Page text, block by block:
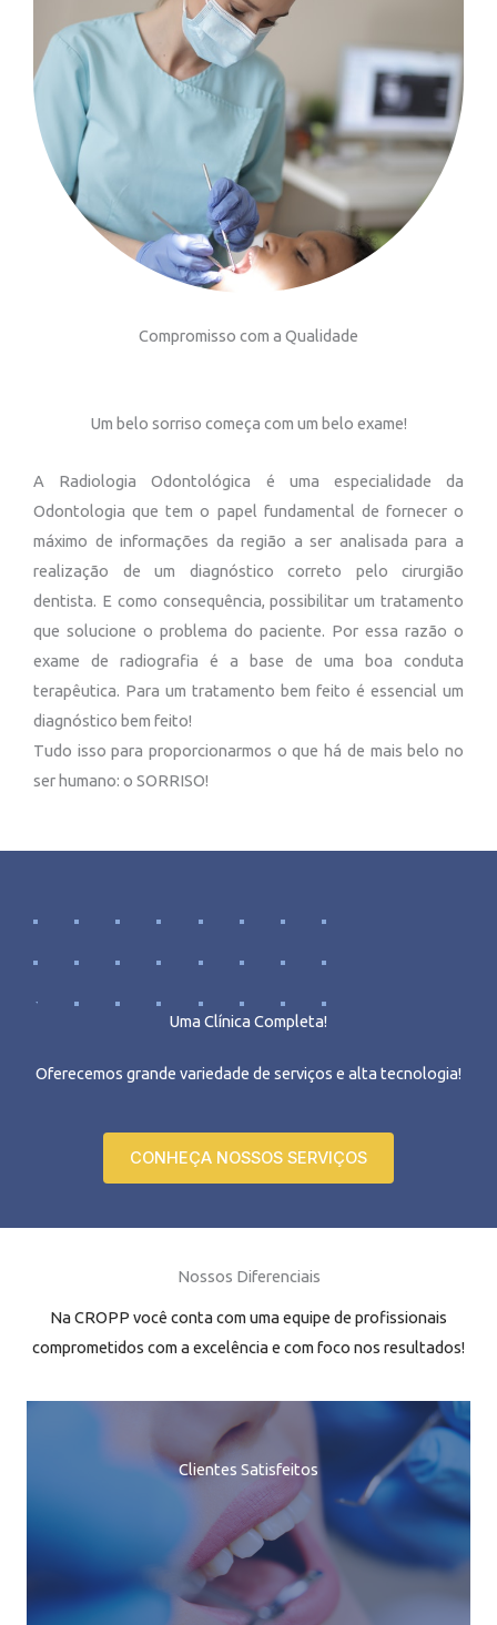
Compromisso com a Qualidade
Um belo sorriso começa com um belo exame!
A Radiologia Odontológica é uma especialidade da
Odontologia que tem o papel fundamental de fornecer o
máximo de informações da região a ser analisada para a
realização de um diagnóstico correto pelo cirurgião
dentista. E como consequência, possibilitar um tratamento
que solucione o problema do paciente. Por essa razão o
exame de radiografia é a base de uma boa conduta
terapêutica. Para um tratamento bem feito é essencial um
diagnóstico bem feito!
Tudo isso para proporcionarmos o que há de mais belo no
ser humano: o SORRISO!
Uma Clínica Completa!
Oferecemos grande variedade de serviços e alta tecnologia!
CONHEÇA NOSSOS SERVIÇOS
Nossos Diferenciais
Na CROPP você conta com uma equipe de profissionais
comprometidos com a excelência e com foco nos resultados!
Clientes Satisfeitos